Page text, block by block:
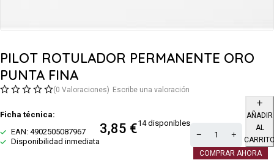
PILOT ROTULADOR PERMANENTE ORO
PUNTA FINA
(0 Valoraciones) Escribe una valoración
Ficha técnica:
EAN: 4902505087967
Disponibilidad inmediata
3,85 €14 disponibles
AÑADIR
AL
COMPRAR AHORA